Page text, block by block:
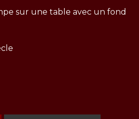
sur une table avec un fond